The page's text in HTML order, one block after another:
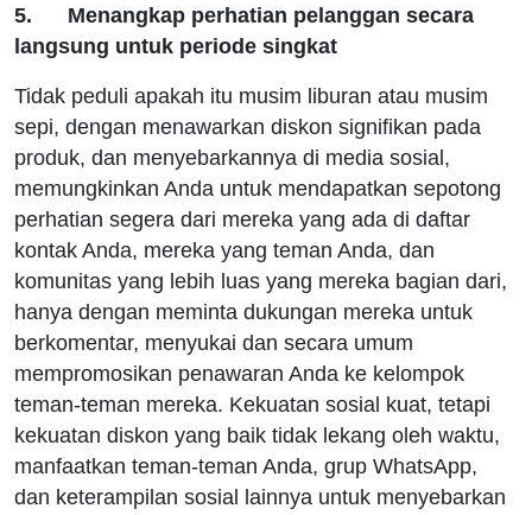
5. Menangkap perhatian pelanggan secara
langsung untuk periode singkat
Tidak peduli apakah itu musim liburan atau musim
sepi, dengan menawarkan diskon signifikan pada
produk, dan menyebarkannya di media sosial,
memungkinkan Anda untuk mendapatkan sepotong
perhatian segera dari mereka yang ada di daftar
kontak Anda, mereka yang teman Anda, dan
komunitas yang lebih luas yang mereka bagian dari,
hanya dengan meminta dukungan mereka untuk
berkomentar, menyukai dan secara umum
mempromosikan penawaran Anda ke kelompok
teman-teman mereka. Kekuatan sosial kuat, tetapi
kekuatan diskon yang baik tidak lekang oleh waktu,
manfaatkan teman-teman Anda, grup WhatsApp,
dan keterampilan sosial lainnya untuk menyebarkan